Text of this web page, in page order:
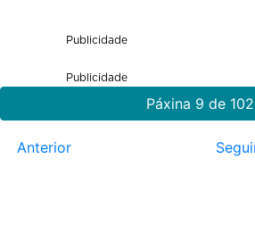
Publicidade
Publicidade
Páxina 9 de 102
Anterior